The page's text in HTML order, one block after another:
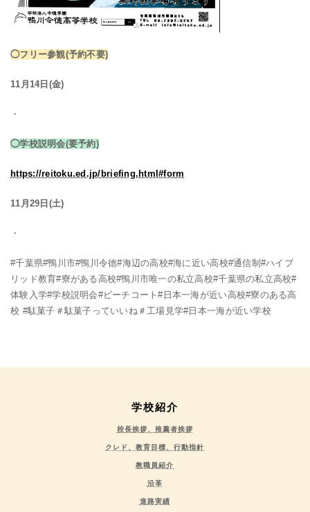
◯フリー参観(予約不要)
11月14日(金)
・
◯学校説明会(要予約)
https://reitoku.ed.jp/briefing.html#form
11月29日(土)
・
#千葉県#鴨川市#鴨川令徳#海辺の高校#海に近い高校#通信制#ハイブ
リッド教育#寮がある高校#鴨川市唯一の私立高校#千葉県の私立高校#
体験入学#学校説明会#ビーチコート#日本一海が近い高校#寮のある高
校 #駄菓子＃駄菓子っていいね＃工場見学#日本一海が近い学校
学校紹介
校長挨拶、推薦者挨拶
クレド、教育目標、行動指針
教職員紹介
沿革
進路実績